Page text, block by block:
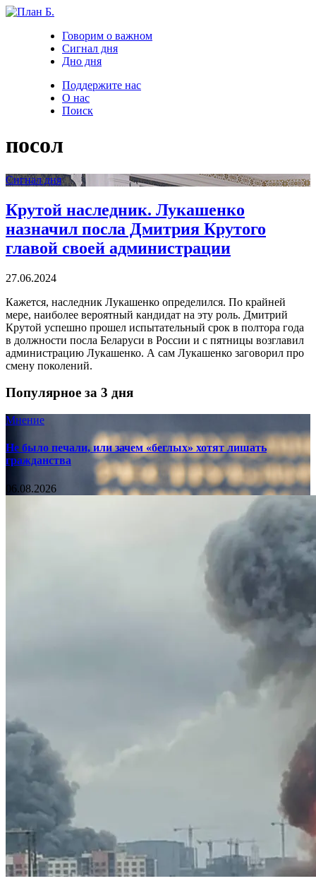
Говорим о важном
Сигнал дня
Дно дня
Поддержите нас
О нас
Поиск
посол
Сигнал дня
Крутой наследник. Лукашенко
назначил посла Дмитрия Крутого
главой своей администрации
27.06.2024
Кажется, наследник Лукашенко определился. По крайней
мере, наиболее вероятный кандидат на эту роль. Дмитрий
Крутой успешно прошел испытательный срок в полтора года
в должности посла Беларуси в России и с пятницы возглавил
администрацию Лукашенко. А сам Лукашенко заговорил про
смену поколений.
Популярное за 3 дня
Мнение
Не было печали, или зачем «беглых» хотят лишать
гражданства
06.08.2026